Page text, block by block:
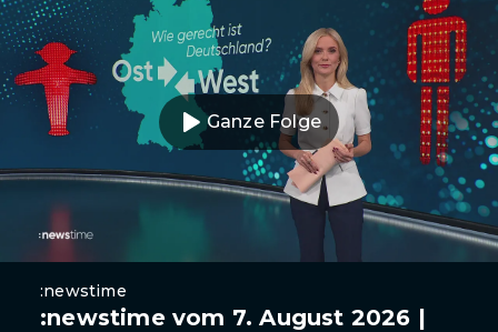
Ganze Folge
:newstime
:newstime vom 7. August 2026 |